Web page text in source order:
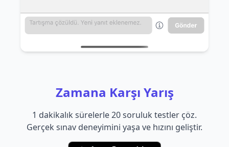
Zamana Karşı Yarış
1 dakikalık sürelerle 20 soruluk testler çöz.
Gerçek sınav deneyimini yaşa ve hızını geliştir.